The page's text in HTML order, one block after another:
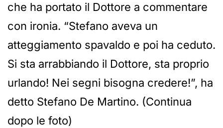
che ha portato il Dottore a commentare
con ironia. “Stefano aveva un
atteggiamento spavaldo e poi ha ceduto.
Si sta arrabbiando il Dottore, sta proprio
urlando! Nei segni bisogna credere!”, ha
detto Stefano De Martino. (Continua
dopo le foto)